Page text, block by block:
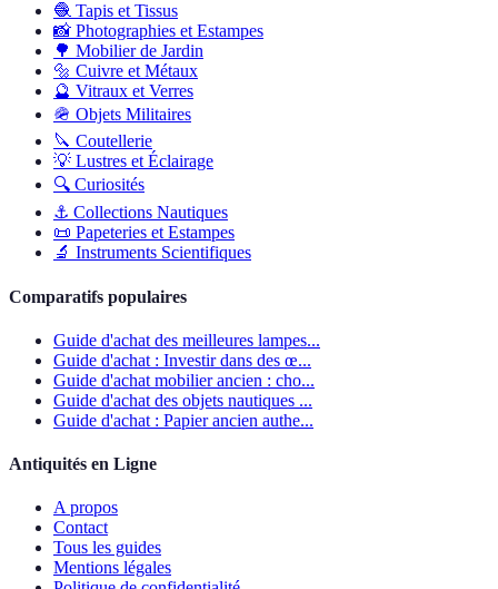
🧶 Tapis et Tissus
📸 Photographies et Estampes
🌳 Mobilier de Jardin
🔩 Cuivre et Métaux
🔮 Vitraux et Verres
🪖 Objets Militaires
🔪 Coutellerie
💡 Lustres et Éclairage
🔍 Curiosités
⚓ Collections Nautiques
📜 Papeteries et Estampes
🔬 Instruments Scientifiques
Comparatifs populaires
Guide d'achat des meilleures lampes...
Guide d'achat : Investir dans des œ...
Guide d'achat mobilier ancien : cho...
Guide d'achat des objets nautiques ...
Guide d'achat : Papier ancien authe...
Antiquités en Ligne
A propos
Contact
Tous les guides
Mentions légales